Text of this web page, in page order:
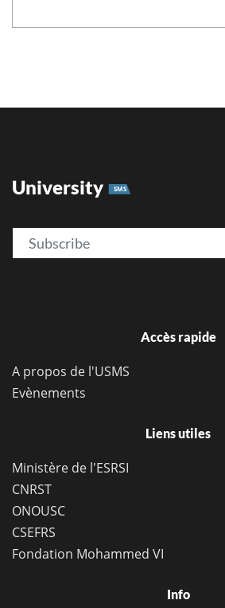
University SMS
Email
Accès rapide
A propos de l'USMS
Evènements
Liens utiles
Ministère de l'ESRSI
CNRST
ONOUSC
CSEFRS
Fondation Mohammed VI
Info